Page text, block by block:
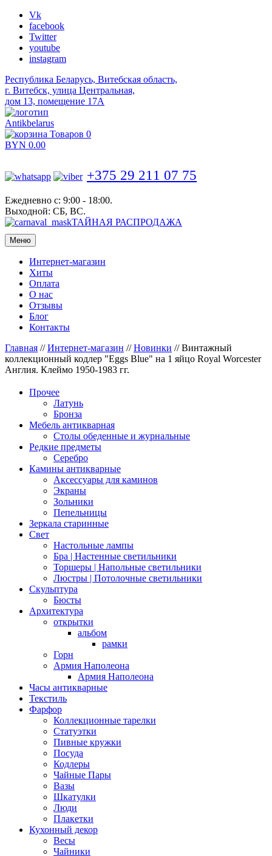
Vk
facebook
Twitter
youtube
instagram
Республика Беларусь, Витебская область,
г. Витебск, улица Центральная,
дом 13, помещение 17А
Antikbelarus
Товаров 0
BYN 0.00
+375 29 211 07 75
Ежедневно с: 9:00 - 18:00.
Выходной: СБ, ВС.
ТАЙНАЯ РАСПРОДАЖА
Меню
Интернет-магазин
Хиты
Оплата
О нас
Отзывы
Блог
Контакты
Главная //Интернет-магазин //Новинки //Винтажный
коллекционный кодлер "Eggs Blue" на 1 яйцо Royal Worcester
Англия. Клеймо 1950-1983 гг.
Прочее
Латунь
Бронза
Мебель антикварная
Столы обеденные и журнальные
Редкие предметы
Серебро
Камины антикварные
Аксессуары для каминов
Экраны
Зольники
Пепельницы
Зеркала старинные
Свет
Настольные лампы
Бра | Настенные светильники
Торшеры | Напольные светильники
Люстры | Потолочные светильники
Скульптура
Бюсты
Архитектура
открытки
альбом
рамки
Горн
Армия Наполеона
Армия Наполеона
Часы антикварные
Текстиль
Фарфор
Коллекционные тарелки
Статуэтки
Пивные кружки
Посуда
Кодлеры
Чайные Пары
Вазы
Шкатулки
Люди
Плакетки
Кухонный декор
Весы
Чайники